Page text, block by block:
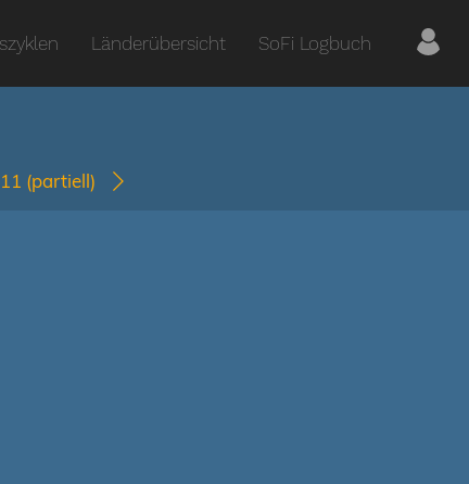
Länderübersicht SoFi Logbuch
(partiell)